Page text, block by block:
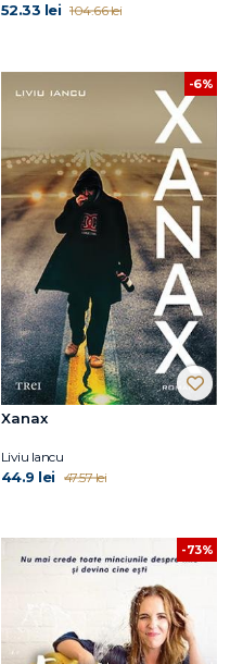
52.33 lei 104.66 lei
-6%
Xanax
Liviu Iancu
44.9 lei 47.57 lei
-73%